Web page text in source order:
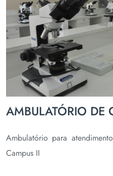
AMBULATÓRIO DE
Ambulatório para
Campus II